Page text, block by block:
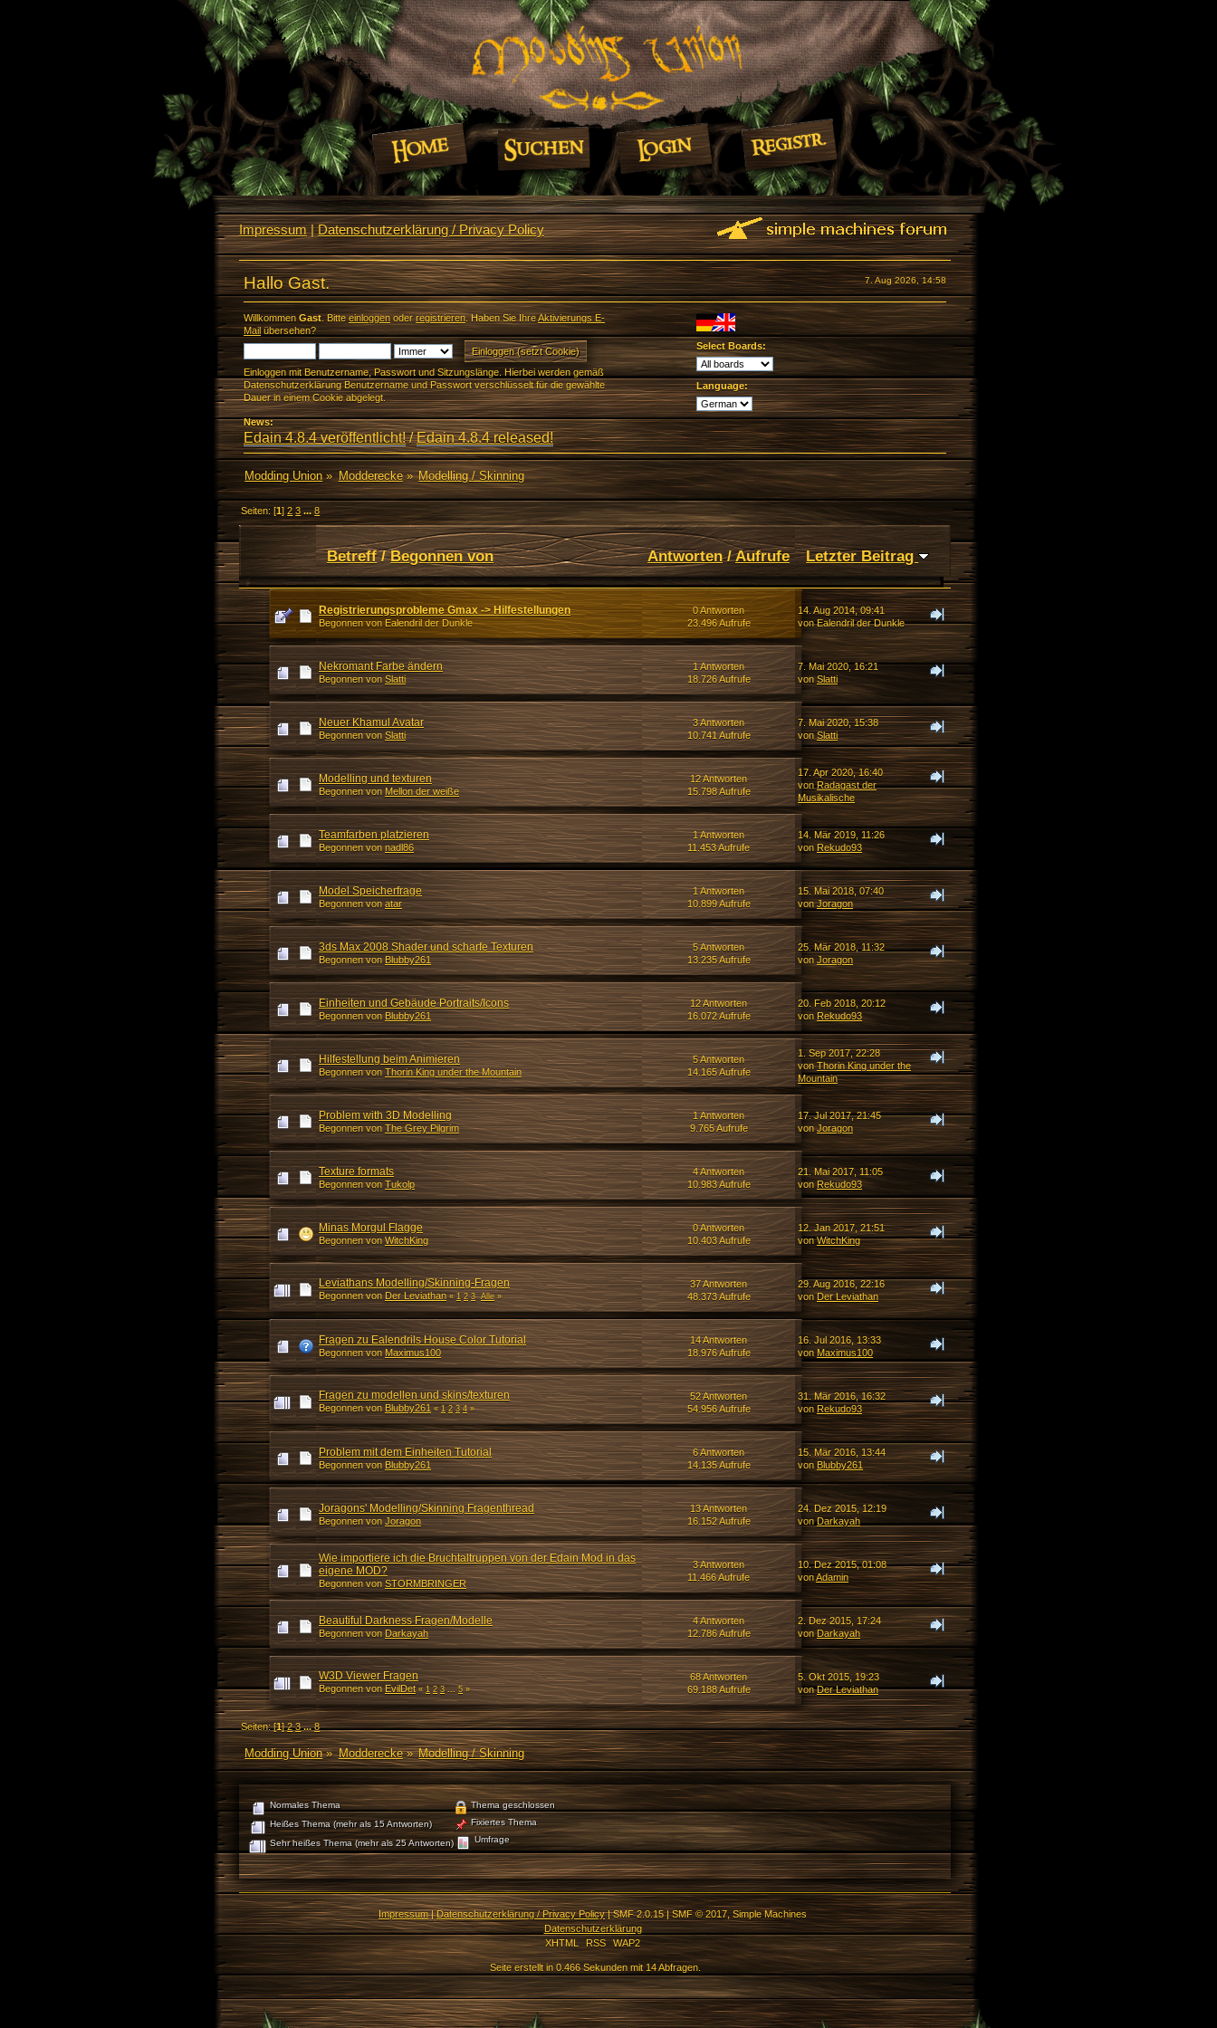
Impressum|Datenschutzerklärung / Privacy Policy
7. Aug 2026, 14:58
Hallo Gast.
Willkommen Gast. Bitte einloggenoderregistrieren. Haben Sie IhreAktivierungs E-
Mailübersehen?
Einloggen mit Benutzername, Passwort und Sitzungslänge. Hierbei werden gemäß
Datenschutzerklärung Benutzername und Passwort verschlüsselt für die gewählte
Dauer in einem Cookie abgelegt.
Select Boards:
Language:
News:
Edain 4.8.4 veröffentlicht!/Edain 4.8.4 released!
Modding Union» Modderecke» Modelling / Skinning
Seiten: [1]2 3 ...8
Betreff/Begonnen von Antworten/Aufrufe Letzter Beitrag
Registrierungsprobleme Gmax -> Hilfestellungen
Begonnen von Ealendril der Dunkle
0 Antworten
23.496 Aufrufe
14. Aug 2014, 09:41
von Ealendril der Dunkle
Nekromant Farbe ändern
Begonnen von Slatti
1 Antworten
18.726 Aufrufe
7. Mai 2020, 16:21
vonSlatti
Neuer Khamul Avatar
Begonnen von Slatti
3 Antworten
10.741 Aufrufe
7. Mai 2020, 15:38
vonSlatti
Modelling und texturen
Begonnen von Mellon der weiße
12 Antworten
15.798 Aufrufe
17. Apr 2020, 16:40
vonRadagast der
Musikalische
Teamfarben platzieren
Begonnen von nadl86
1 Antworten
11.453 Aufrufe
14. Mär 2019, 11:26
von Rekudo93
Model Speicherfrage
Begonnen von atar
1 Antworten
10.899 Aufrufe
15. Mai 2018, 07:40
vonJoragon
3ds Max 2008 Shader und scharfe Texturen
Begonnen von Blubby261
5 Antworten
13.235 Aufrufe
25. Mär 2018, 11:32
vonJoragon
Einheiten und Gebäude Portraits/Icons
Begonnen von Blubby261
12 Antworten
16.072 Aufrufe
20. Feb 2018, 20:12
vonRekudo93
Hilfestellung beim Animieren
Begonnen von Thorin King under the Mountain
5 Antworten
14.165 Aufrufe
1. Sep 2017, 22:28
vonThorin King under the
Mountain
Problem with 3D Modelling
Begonnen von The Grey Pilgrim
1 Antworten
9.765 Aufrufe
17. Jul 2017, 21:45
vonJoragon
Texture formats
Begonnen von Tukolp
4 Antworten
10.983 Aufrufe
21. Mai 2017, 11:05
von Rekudo93
Minas Morgul Flagge
Begonnen von WitchKing
0 Antworten
10.403 Aufrufe
12. Jan 2017, 21:51
vonWitchKing
Leviathans Modelling/Skinning-Fragen
Begonnen von Der Leviathan «1 2 3 Alle»
37 Antworten
48.373 Aufrufe
29. Aug 2016, 22:16
vonDer Leviathan
Fragen zu Ealendrils House Color Tutorial
Begonnen von Maximus100
14 Antworten
18.976 Aufrufe
16. Jul 2016, 13:33
vonMaximus100
Fragen zu modellen und skins/texturen
Begonnen von Blubby261 «1 2 3 4»
52 Antworten
54.956 Aufrufe
31. Mär 2016, 16:32
vonRekudo93
Problem mit dem Einheiten Tutorial
Begonnen von Blubby261
6 Antworten
14.135 Aufrufe
15. Mär 2016, 13:44
von Blubby261
Joragons' Modelling/Skinning Fragenthread
Begonnen von Joragon
13 Antworten
16.152 Aufrufe
24. Dez 2015, 12:19
vonDarkayah
Wie importiere ich die Bruchtaltruppen von der Edain Mod in das
eigene MOD?
Begonnen vonSTORMBRINGER
3 Antworten
11.466 Aufrufe
10. Dez 2015, 01:08
vonAdamin
Beautiful Darkness Fragen/Modelle
Begonnen von Darkayah
4 Antworten
12.786 Aufrufe
2. Dez 2015, 17:24
vonDarkayah
W3D Viewer Fragen
Begonnen von EvilDet «1 2 3 ...5»
68 Antworten
69.188 Aufrufe
5. Okt 2015, 19:23
vonDer Leviathan
Seiten: [1]2 3 ...8
Modding Union» Modderecke» Modelling / Skinning
Normales Thema
Heißes Thema (mehr als 15 Antworten)
Sehr heißes Thema (mehr als 25 Antworten)
Thema geschlossen
Fixiertes Thema
Umfrage
Impressum|Datenschutzerklärung / Privacy Policy|SMF 2.0.15|SMF © 2017,Simple Machines
Datenschutzerklärung
XHTML
RSS WAP2
Seite erstellt in 0.466 Sekunden mit 14 Abfragen.